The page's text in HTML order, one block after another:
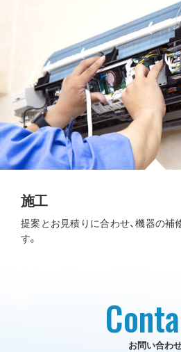
施工
提案とお見積りに合わせ、機器の補
す。
お問い合わ